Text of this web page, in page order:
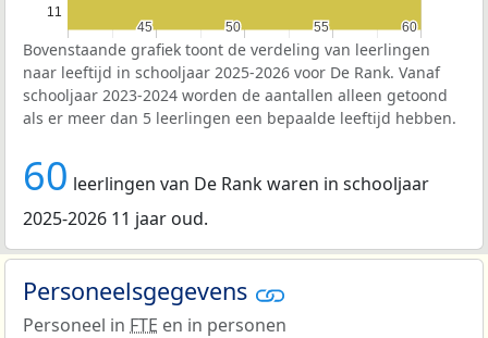
45
45 50
50 55
55 60
60
11
Bovenstaande grafiek toont de verdeling van leerlingen
naar leeftijd in schooljaar 2025-2026 voor De Rank. Vanaf
schooljaar 2023-2024 worden de aantallen alleen getoond
als er meer dan 5 leerlingen een bepaalde leeftijd hebben.
60 leerlingen van De Rank waren in schooljaar
2025-2026 11 jaar oud.
Personeelsgegevens
Personeel in FTE en in personen